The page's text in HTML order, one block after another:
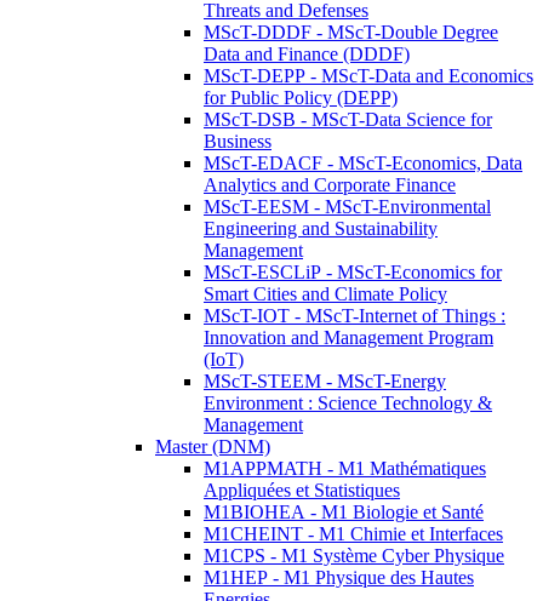
Threats and Defenses
MScT-DDDF - MScT-Double Degree
Data and Finance (DDDF)
MScT-DEPP - MScT-Data and Economics
for Public Policy (DEPP)
MScT-DSB - MScT-Data Science for
Business
MScT-EDACF - MScT-Economics, Data
Analytics and Corporate Finance
MScT-EESM - MScT-Environmental
Engineering and Sustainability
Management
MScT-ESCLiP - MScT-Economics for
Smart Cities and Climate Policy
MScT-IOT - MScT-Internet of Things :
Innovation and Management Program
(IoT)
MScT-STEEM - MScT-Energy
Environment : Science Technology &
Management
Master (DNM)
M1APPMATH - M1 Mathématiques
Appliquées et Statistiques
M1BIOHEA - M1 Biologie et Santé
M1CHEINT - M1 Chimie et Interfaces
M1CPS - M1 Système Cyber Physique
M1HEP - M1 Physique des Hautes